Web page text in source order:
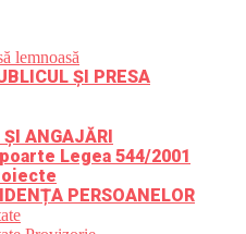
lemnoasă
ȘI PRESA
ȘI ANGAJĂRI
Legea 544/2001
PERSOANELOR